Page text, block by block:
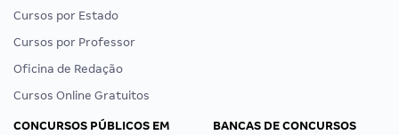
Cursos por Estado
Cursos por Professor
Oficina de Redação
Cursos Online Gratuitos
CONCURSOS PÚBLICOS EM
BANCAS DE CONCURSOS